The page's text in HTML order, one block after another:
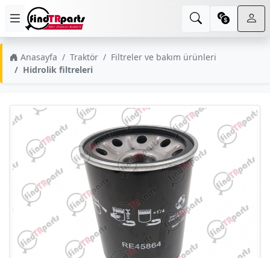
Anasayfa Traktör
Filtreler ve bakım ürünleri
Hidrolik filtreleri